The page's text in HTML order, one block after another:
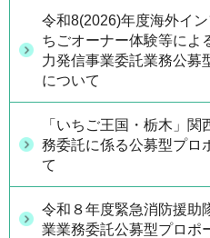
令和8(2026)年度海外イ
ちごオーナー体験等によ
力発信事業委託業務公募
について
「いちご王国・栃木」
務委託に係る公募型プロ
て
令和８年度緊急消防援助
業業務委託公募型プロポ